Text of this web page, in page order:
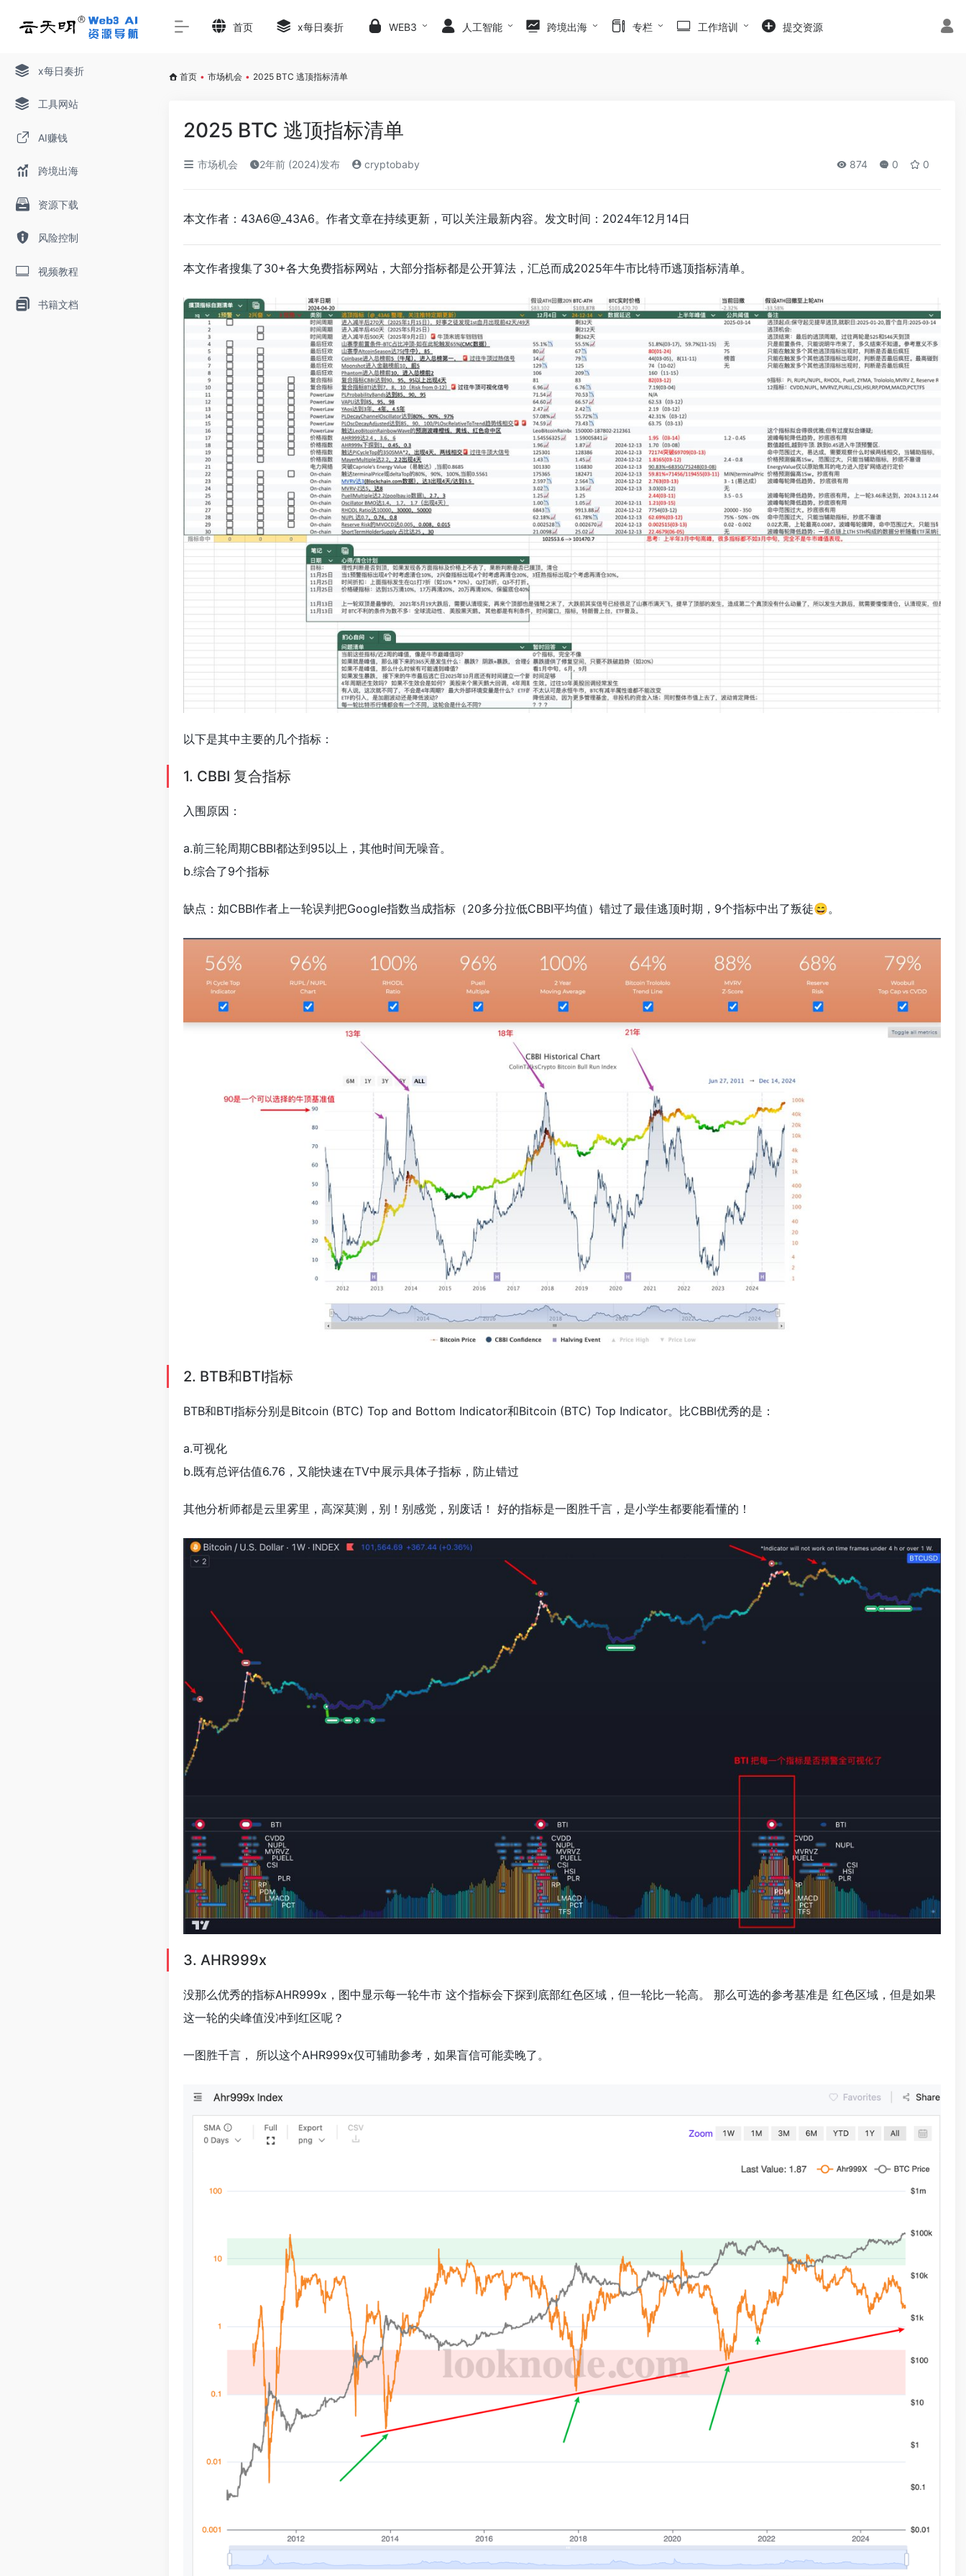
x每日奏折
工具网站
AI赚钱
跨境出海
资源下载
风险控制
视频教程
书籍文档
首页 x每日奏折 WEB3 人工智能 跨境出海 专栏 工作培训 提交资源
首页 • 市场机会 • 2025 BTC 逃顶指标清单
2025 BTC 逃顶指标清单
市场机会 2年前 (2024)发布 cryptobaby 874 0 0
本文作者：43A6@_43A6。作者文章在持续更新，可以关注最新内容。发文时间：2024年12月14日
本文作者搜集了30+各大免费指标网站，大部分指标都是公开算法，汇总而成2025年牛市比特币逃顶指标清单。
以下是其中主要的几个指标：
1. CBBI 复合指标
入围原因：
a.前三轮周期CBBI都达到95以上，其他时间无噪音。
b.综合了9个指标
缺点：如CBBI作者上一轮误判把Google指数当成指标（20多分拉低CBBI平均值）错过了最佳逃顶时期，9个指标中出了叛徒😄。
2. BTB和BTI指标
BTB和BTI指标分别是Bitcoin (BTC) Top and Bottom Indicator和Bitcoin (BTC) Top Indicator。比CBBI优秀的是：
a.可视化
b.既有总评估值6.76，又能快速在TV中展示具体子指标，防止错过
其他分析师都是云里雾里，高深莫测，别！别感觉，别废话！ 好的指标是一图胜千言，是小学生都要能看懂的！
3. AHR999x
没那么优秀的指标AHR999x，图中显示每一轮牛市 这个指标会下探到底部红色区域，但一轮比一轮高。 那么可选的参考基准是 红色区域，但是如果
这一轮的尖峰值没冲到红区呢？
一图胜千言， 所以这个AHR999x仅可辅助参考，如果盲信可能卖晚了。